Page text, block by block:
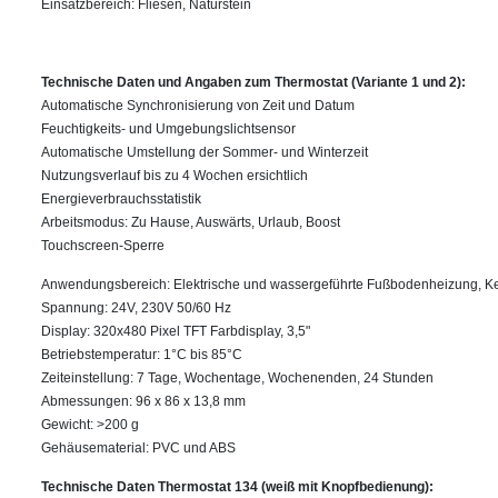
Einsatzbereich: Fliesen, Naturstein
Technische Daten und Angaben zum Thermostat (Variante 1 und 2):
Automatische Synchronisierung von Zeit und Datum
Feuchtigkeits- und Umgebungslichtsensor
Automatische Umstellung der Sommer- und Winterzeit
Nutzungsverlauf bis zu 4 Wochen ersichtlich
Energieverbrauchsstatistik
Arbeitsmodus: Zu Hause, Auswärts, Urlaub, Boost
Touchscreen-Sperre
Anwendungsbereich: Elektrische und wassergeführte Fußbodenheizung,
Spannung: 24V, 230V 50/60 Hz
Display: 320x480 Pixel TFT Farbdisplay, 3,5"
Betriebstemperatur: 1°C bis 85°C
Zeiteinstellung: 7 Tage, Wochentage, Wochenenden, 24 Stunden
Abmessungen: 96 x 86 x 13,8 mm
Gewicht: >200 g
Gehäusematerial: PVC und ABS
Technische Daten Thermostat 134 (weiß mit Knopfbedienung):